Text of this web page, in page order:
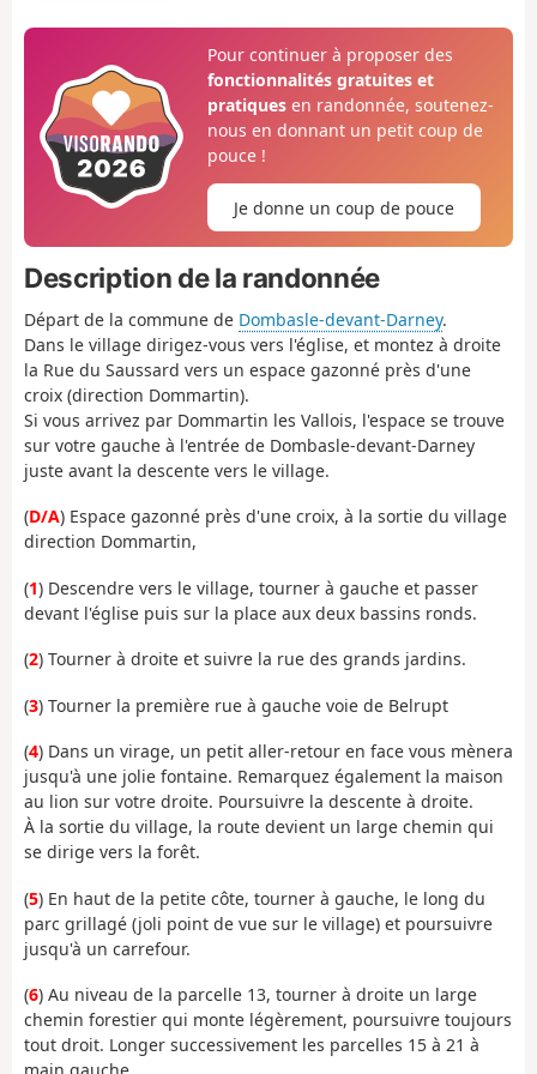
Pour continuer à proposer des
fonctionnalités gratuites et
pratiquesen randonnée, soutenez-
nous en donnant un petit coup de
pouce !
Je donne un coup de pouce
Description de la randonnée
Départ de la commune de Dombasle-devant-Darney.
Dans le village dirigez-vous vers l'église, et montez à droite
la Rue du Saussard vers un espace gazonné près d'une
croix (direction Dommartin).
Si vous arrivez par Dommartin les Vallois, l'espace se trouve
sur votre gauche à l'entrée de Dombasle-devant-Darney
juste avant la descente vers le village.
(D/A) Espace gazonné près d'une croix, à la sortie du village
direction Dommartin,
(1) Descendre vers le village, tourner à gauche et passer
devant l'église puis sur la place aux deux bassins ronds.
(2) Tourner à droite et suivre la rue des grands jardins.
(3) Tourner la première rue à gauche voie de Belrupt
(4) Dans un virage, un petit aller-retour en face vous mènera
jusqu'à une jolie fontaine. Remarquez également la maison
au lion sur votre droite. Poursuivre la descente à droite.
À la sortie du village, la route devient un large chemin qui
se dirige vers la forêt.
(5) En haut de la petite côte, tourner à gauche, le long du
parc grillagé (joli point de vue sur le village) et poursuivre
jusqu'à un carrefour.
(6) Au niveau de la parcelle 13, tourner à droite un large
chemin forestier qui monte légèrement, poursuivre toujours
tout droit. Longer successivement les parcelles 15 à 21 à